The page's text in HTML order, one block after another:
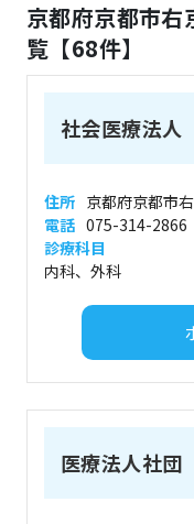
京都府京都市右
覧【68件】
社会医療法
住所 京都府京都市
電話 075-314-2866
診療科目
内科、外科
医療法人社